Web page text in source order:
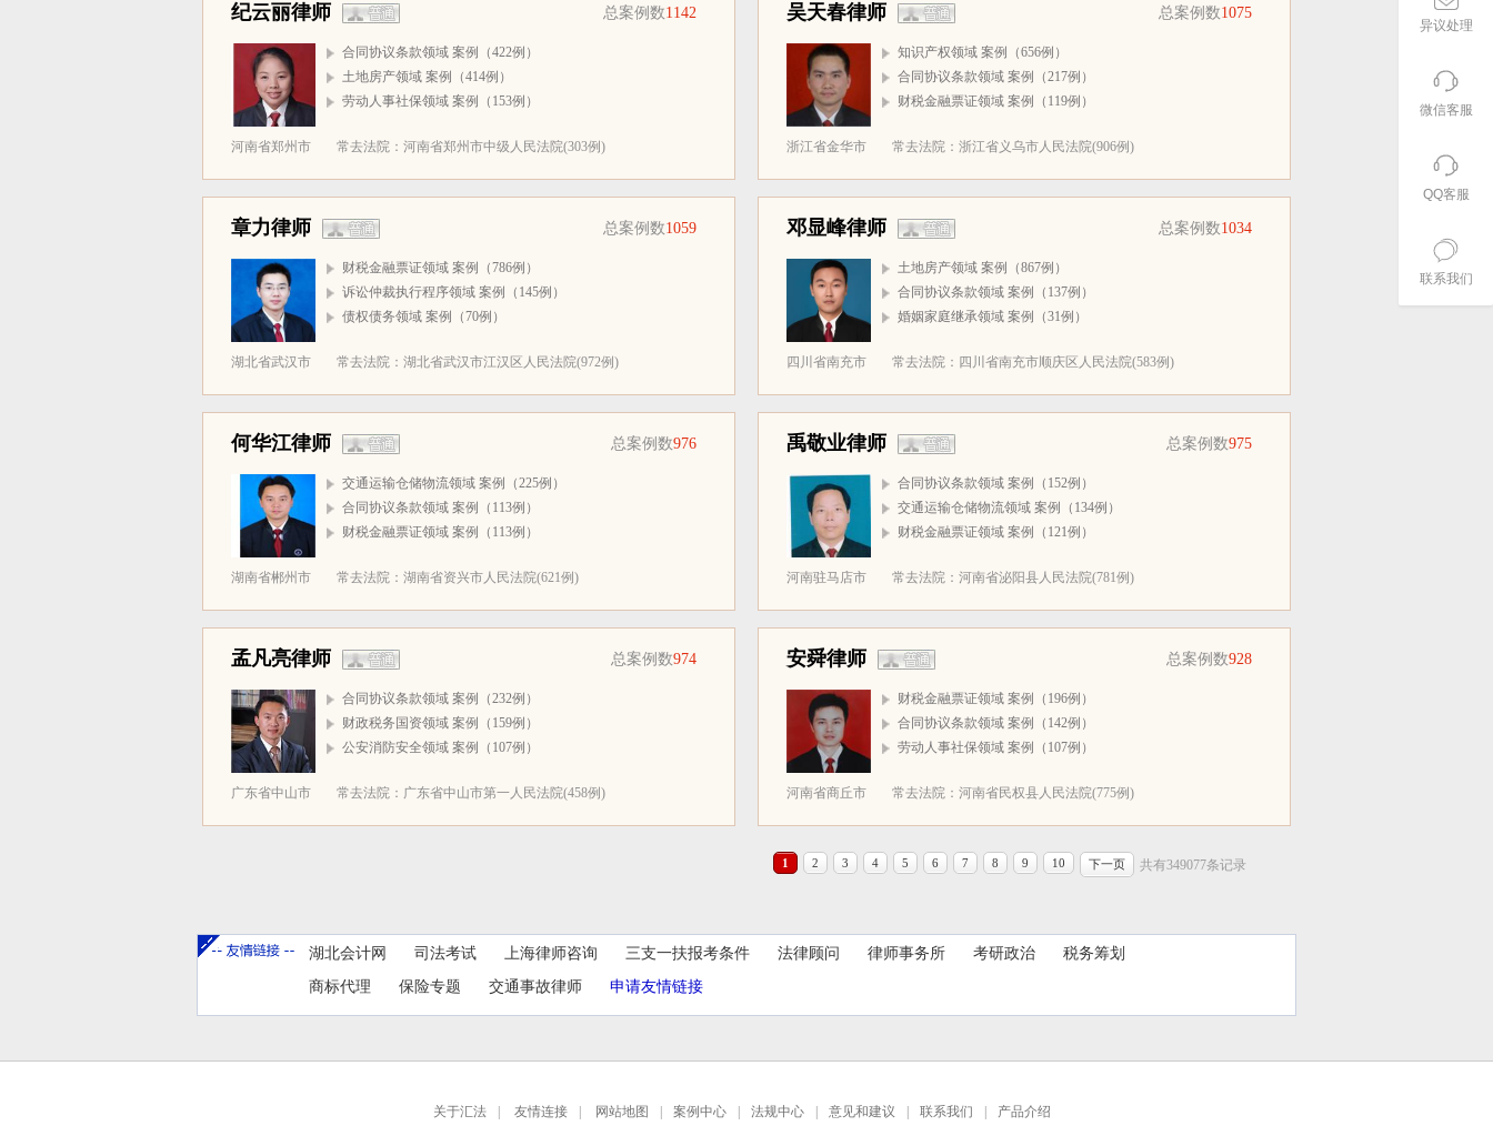
纪云丽律师 总案例数1142
合同协议条款领域 案例（422例）
土地房产领域 案例（414例）
劳动人事社保领域 案例（153例）
河南省郑州市 常去法院：河南省郑州市中级人民法院(303例)
吴天春律师 总案例数1075
知识产权领域 案例（656例）
合同协议条款领域 案例（217例）
财税金融票证领域 案例（119例）
浙江省金华市 常去法院：浙江省义乌市人民法院(906例)
章力律师 总案例数1059
财税金融票证领域 案例（786例）
诉讼仲裁执行程序领域 案例（145例）
债权债务领域 案例（70例）
湖北省武汉市 常去法院：湖北省武汉市江汉区人民法院(972例)
邓显峰律师 总案例数1034
土地房产领域 案例（867例）
合同协议条款领域 案例（137例）
婚姻家庭继承领域 案例（31例）
四川省南充市 常去法院：四川省南充市顺庆区人民法院(583例)
何华江律师 总案例数976
交通运输仓储物流领域 案例（225例）
合同协议条款领域 案例（113例）
财税金融票证领域 案例（113例）
湖南省郴州市 常去法院：湖南省资兴市人民法院(621例)
禹敬业律师 总案例数975
合同协议条款领域 案例（152例）
交通运输仓储物流领域 案例（134例）
财税金融票证领域 案例（121例）
河南驻马店市 常去法院：河南省泌阳县人民法院(781例)
孟凡亮律师 总案例数974
合同协议条款领域 案例（232例）
财政税务国资领域 案例（159例）
公安消防安全领域 案例（107例）
广东省中山市 常去法院：广东省中山市第一人民法院(458例)
安舜律师 总案例数928
财税金融票证领域 案例（196例）
合同协议条款领域 案例（142例）
劳动人事社保领域 案例（107例）
河南省商丘市 常去法院：河南省民权县人民法院(775例)
1 2 3 4 5 6 7 8 9 10 下一页 共有349077条记录
湖北会计网 司法考试 上海律师咨询 三支一扶报考条件 法律顾问 律师事务所 考研政治
税务筹划
商标代理
保险专题 交通事故律师 申请友情链接
异议处理
微信客服
QQ客服
联系我们
关于汇法 友情连接 网站地图 案例中心 法规中心 意见和建议 联系我们 产品介绍